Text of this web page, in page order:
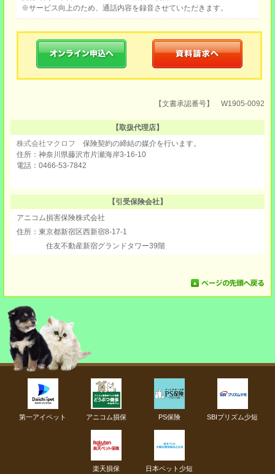
※サービス向上のため、通話内容を録音させていただきます。
【文書承認番号】 W1905-0092
【取扱代理店】
株式会社マクロフ 保険契約の締結の媒介を行います。
住所：神奈川県藤沢市片瀬海岸3-16-10
電話：0466-53-7842
【引受保険会社】
アニコム損害保険株式会社
住所：東京都新宿区西新宿8-17-1
住友不動産新宿グランドタワー39階
第一アイペット アニコム損保 PS保険 SBIプリズム少短
楽天損保 日本ペット少短